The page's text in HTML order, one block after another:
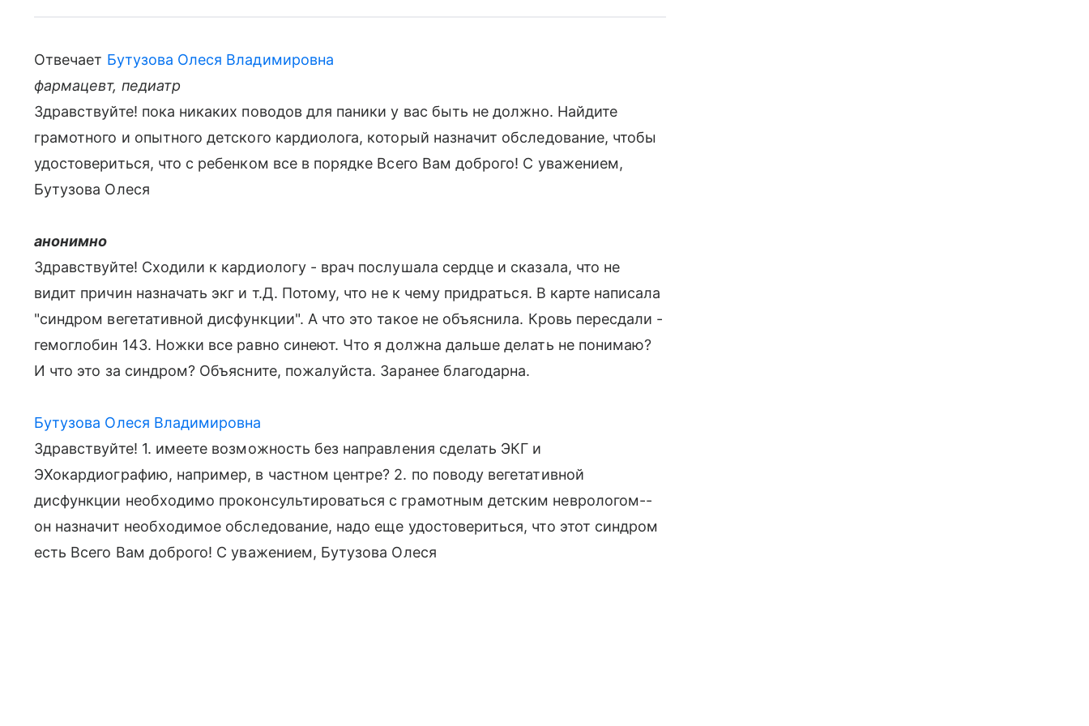
Отвечает Бутузова Олеся Владимировна
фармацевт, педиатр
Здравствуйте! пока никаких поводов для паники у вас быть не должно. Найдите
грамотного и опытного детского кардиолога, который назначит обследование, чтобы
удостовериться, что с ребенком все в порядке Всего Вам доброго! С уважением,
Бутузова Олеся
анонимно
Здравствуйте! Сходили к кардиологу - врач послушала сердце и сказала, что не
видит причин назначать экг и т.Д. Потому, что не к чему придраться. В карте написала
"синдром вегетативной дисфункции". А что это такое не объяснила. Кровь пересдали -
гемоглобин 143. Ножки все равно синеют. Что я должна дальше делать не понимаю?
И что это за синдром? Объясните, пожалуйста. Заранее благодарна.
Бутузова Олеся Владимировна
Здравствуйте! 1. имеете возможность без направления сделать ЭКГ и
ЭХокардиографию, например, в частном центре? 2. по поводу вегетативной
дисфункции необходимо проконсультироваться с грамотным детским неврологом--
он назначит необходимое обследование, надо еще удостовериться, что этот синдром
есть Всего Вам доброго! С уважением, Бутузова Олеся